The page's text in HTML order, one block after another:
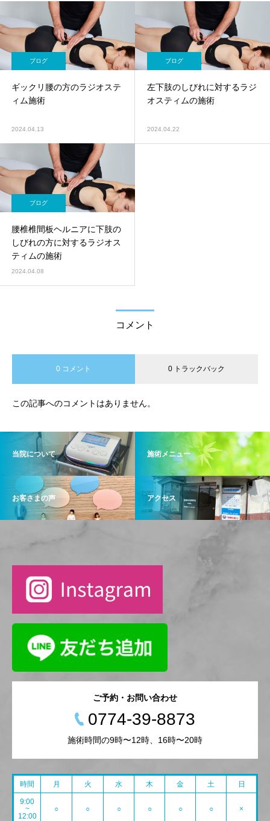
ブログ
ギックリ腰の方のラジオステ
ィム施術
2024.04.13
ブログ
左下肢のしびれに対するラジ
オスティムの施術
2024.04.22
ブログ
腰椎椎間板ヘルニアに下肢の
しびれの方に対するラジオス
ティムの施術
2024.04.08
コメント
0 コメント 0 トラックバック
この記事へのコメントはありません。
当院について 施術メニュー
お客さまの声 アクセス
ご予約・お問い合わせ
0774-39-8873
施術時間の9時〜12時、16時〜20時
時間 月 火 水 木 金 土 日
9:00
~
12:00
○ ○ ○ ○ ○ ○ ×